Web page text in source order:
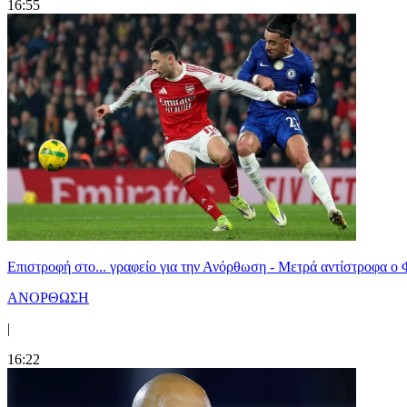
16:55
Επιστροφή στο... γραφείο για την Ανόρθωση - Μετρά αντίστροφα ο
ΑΝΟΡΘΩΣΗ
|
16:22